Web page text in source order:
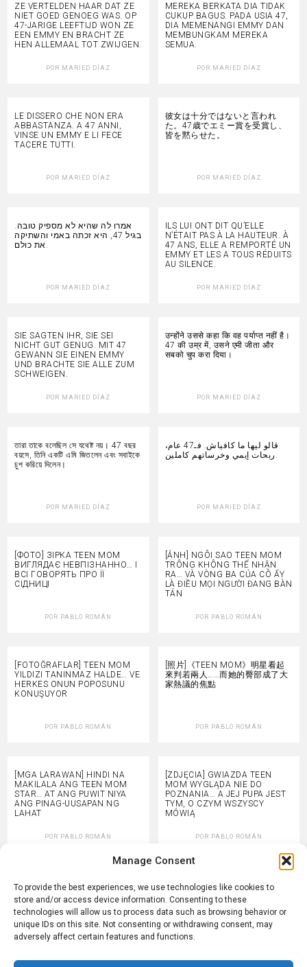
Manage Consent
To provide the best experiences, we use technologies like cookies to
store and/or access device information. Consenting to these
technologies will allow us to process data such as browsing behavior or
unique IDs on this site. Not consenting or withdrawing consent, may
adversely affect certain features and functions.
ZE VERTELDEN HAAR DAT ZE
NIET GOED GENOEG WAS. OP
47-JARIGE LEEFTIJD WON ZE
EEN EMMY EN BRACHT ZE
HEN ALLEMAAL TOT ZWIJGEN.
POR MARIED DÍAZ
MEREKA BERKATA DIA TIDAK
CUKUP BAGUS. PADA USIA 47,
DIA MEMENANGI EMMY DAN
MEMBUNGKAM MEREKA
SEMUA.
POR MARIED DÍAZ
LE DISSERO CHE NON ERA
ABBASTANZA. A 47 ANNI,
VINSE UN EMMY E LI FECE
TACERE TUTTI.
POR MARIED DÍAZ
彼女は十分ではないと言われ
た。47歳でエミー賞を受賞し、
皆を黙らせた。
POR MARIED DÍAZ
אמרו לה שהיא לא מספיק טובה.
בגיל 47, היא זכתה באמי והשתיקה
את כולם.
POR MARIED DÍAZ
ILS LUI ONT DIT QU’ELLE
N’ÉTAIT PAS À LA HAUTEUR. À
47 ANS, ELLE A REMPORTÉ UN
EMMY ET LES A TOUS RÉDUITS
AU SILENCE.
POR MARIED DÍAZ
SIE SAGTEN IHR, SIE SEI
NICHT GUT GENUG. MIT 47
GEWANN SIE EINEN EMMY
UND BRACHTE SIE ALLE ZUM
SCHWEIGEN.
POR MARIED DÍAZ
उन्होंने उससे कहा कि वह पर्याप्त नहीं है।
47 की उम्र में, उसने एमी जीता और
सबको चुप करा दिया।
POR MARIED DÍAZ
তারা তাকে বলেছিল সে যথেষ্ট নয়। 47 বছর
বয়সে, তিনি একটি এমি জিতলেন এবং সবাইকে
চুপ করিয়ে দিলেন।
POR MARIED DÍAZ
قالو ليها ما كافياش. فـ47 عام،
ربحات إيمي وخرساتهم كاملين.
POR MARIED DÍAZ
[ФОТО] ЗІРКА TEEN MOM
ВИГЛЯДАЄ НЕВПІЗНАННО… І
ВСІ ГОВОРЯТЬ ПРО ЇЇ
СІДНИЦІ
POR PABLO ROMÁN
[ẢNH] NGÔI SAO TEEN MOM
TRÔNG KHÔNG THỂ NHẬN
RA… VÀ VÒNG BA CỦA CÔ ẤY
LÀ ĐIỀU MỌI NGƯỜI ĐANG BÀN
TÁN
POR PABLO ROMÁN
[FOTOĞRAFLAR] TEEN MOM
YILDIZI TANINMAZ HALDE… VE
HERKES ONUN POPOSUNU
KONUŞUYOR
POR PABLO ROMÁN
[照片]《TEEN MOM》明星看起
來判若兩人……而她的臀部成了大
家熱議的焦點
POR PABLO ROMÁN
[MGA LARAWAN] HINDI NA
MAKILALA ANG TEEN MOM
STAR… AT ANG PUWIT NIYA
ANG PINAG-UUSAPAN NG
LAHAT
POR PABLO ROMÁN
[ZDJĘCIA] GWIAZDA TEEN
MOM WYGLĄDA NIE DO
POZNANIA… A JEJ PUPA JEST
TYM, O CZYM WSZYSCY
MÓWIĄ
POR PABLO ROMÁN
[FOTOGRAFII] VEDETA TEEN
MOM ARATĂ DE
NERECUNOSCUT… IAR FUNDUL
EI ESTE SUBIECTUL DESPRE
CARE VORBEȘTE TOATĂ
LUMEA
[FOTOS] ESTRELA DE TEEN
MOM ESTÁ IRRECONHECÍVEL…
E SEU BUMBUM É O ASSUNTO
DE TODOS